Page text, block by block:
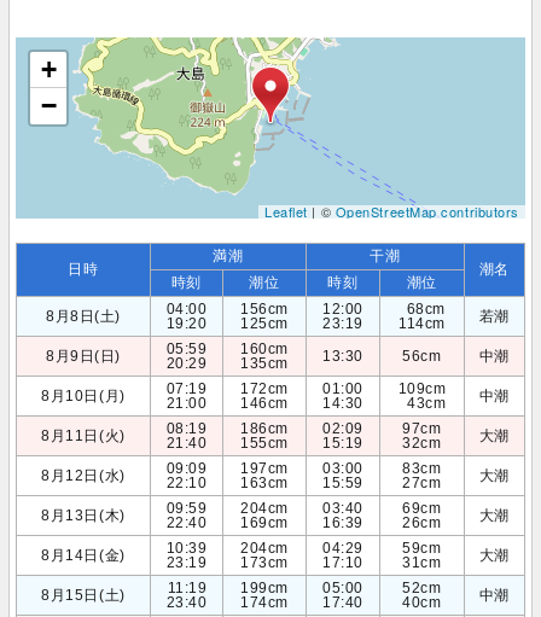
+
−
Leaflet| ©OpenStreetMap contributors
日時
満潮 干潮
潮名
時刻 潮位 時刻
潮位
8月8日(土)
04:00
19:20
156cm
125cm
12:00
23:19
68cm
114cm
若潮
8月9日(日)
05:59
20:29
160cm
135cm
13:30 56cm 中潮
8月10日(月)
07:19
21:00
172cm
146cm
01:00
14:30
109cm
43cm
中潮
8月11日(火)
08:19
21:40
186cm
155cm
02:09
15:19
97cm
32cm
大潮
8月12日(水)
09:09
22:10
197cm
163cm
03:00
15:59
83cm
27cm
大潮
8月13日(木)
09:59
22:40
204cm
169cm
03:40
16:39
69cm
26cm
大潮
8月14日(金)
10:39
23:19
204cm
173cm
04:29
17:10
59cm
31cm
大潮
8月15日(土)
11:19
23:40
199cm
174cm
05:00
17:40
52cm
40cm
中潮